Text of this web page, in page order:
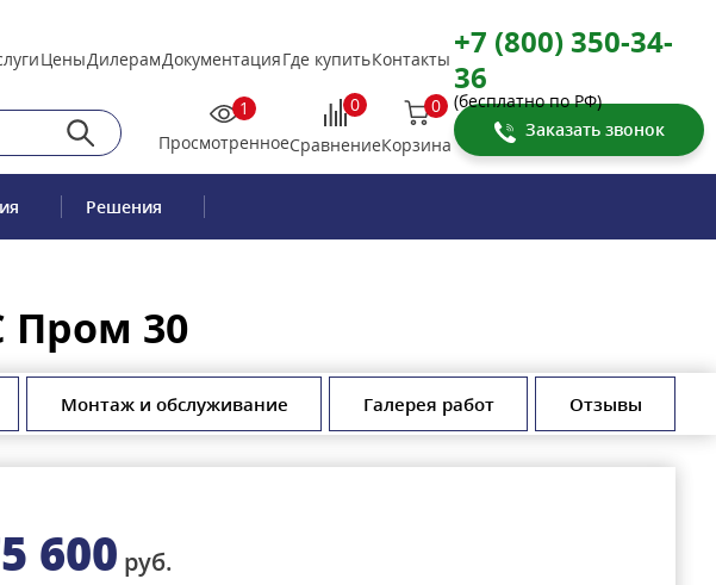
ЦеныДилерамДокументацияГде купитьКонтакты +7 (800) 350-34-
36
(бесплатно по РФ)
1
Просмотренное
0
Сравнение
0
Корзина
Заказать звонок
Решения
Пром 30
Монтаж и обслуживание Галерея работ Отзывы
600 руб.